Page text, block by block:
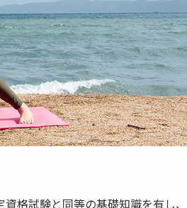
格試験と同等の基礎知識を有し